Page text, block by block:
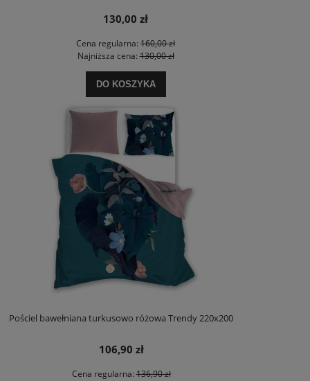
130,00 zł
Cena regularna: 160,00 zł
Najniższa cena:130,00 zł
DO KOSZYKA
Pościel bawełniana turkusowo różowa Trendy 220x200
106,90 zł
Cena regularna:136,90 zł